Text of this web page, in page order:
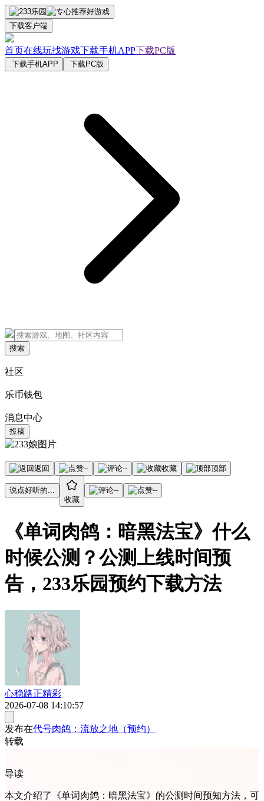
下载客户端
首页在线玩找游戏下载手机APP下载PC版
下载手机APP 下载PC版
搜索
社区
乐币钱包
消息中心
投稿
返回 -- -- 收藏 顶部
说点好听的...
收藏
-- --
《单词肉鸽：暗黑法宝》什么
时候公测？公测上线时间预
告，233乐园预约下载方法
心稳路正精彩
2026-07-08 14:10:57
发布在代号肉鸽：流放之地（预约）
转载
导读
本文介绍了《单词肉鸽：暗黑法宝》的公测时间预知方法，可